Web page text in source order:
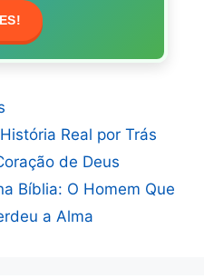
Real por Trás
de Deus
Bíblia: O Homem Que
a Alma